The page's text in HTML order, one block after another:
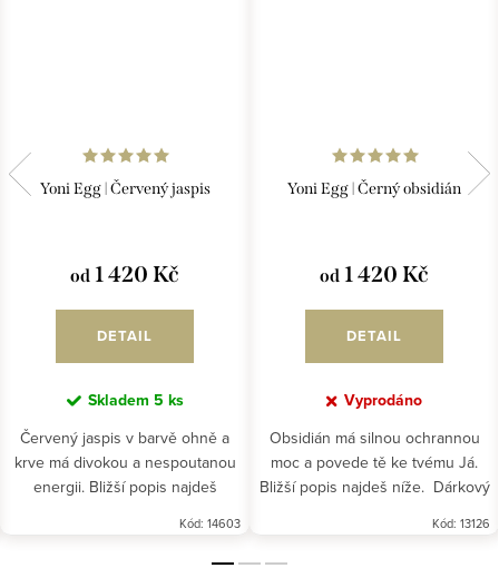
Yoni Egg | Červený jaspis
od 1 420 Kč
DETAIL
Skladem 5 ks
Červený jaspis v barvě ohně a
krve má divokou a nespoutanou
energii. Bližší popis najdeš
Kód: 14603
Yoni Egg | Černý obsidián
od 1 420 Kč
DETAIL
Vyprodáno
Obsidián má silnou ochrannou
moc a povede tě ke tvému Já.
Bližší popis najdeš níže. Dárkový
Kód: 13126